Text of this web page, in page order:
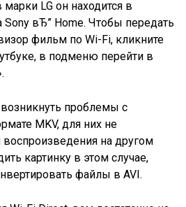
марки LG он находится в
Sony вЂ” Home. Чтобы передать
фильм по Wi-Fi, кликните
в подменю перейти в
проблемы с
MKV, для них не
воспроизведения на другом
картинку в этом случае,
файлы в AVI.